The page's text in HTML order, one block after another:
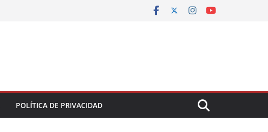
POLÍTICA DE PRIVACIDAD